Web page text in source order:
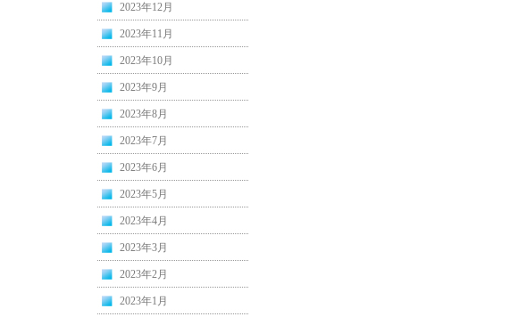
2023年12月
2023年11月
2023年10月
2023年9月
2023年8月
2023年7月
2023年6月
2023年5月
2023年4月
2023年3月
2023年2月
2023年1月